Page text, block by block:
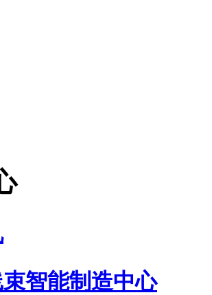
智能制造中心